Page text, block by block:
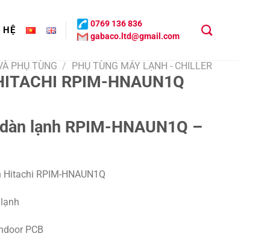
HỆ
gabaco.ltd@gmail.com
0769 136 836
PHỤ TÙNG / PHỤ TÙNG MÁY LẠNH - CHILLER
RPIM-HNAUN1Q
lạnh RPIM-HNAUN1Q –
RPIM-HNAUN1Q
PCB